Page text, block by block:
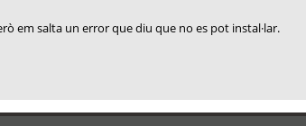
em salta un error que diu que no es pot instal·lar.